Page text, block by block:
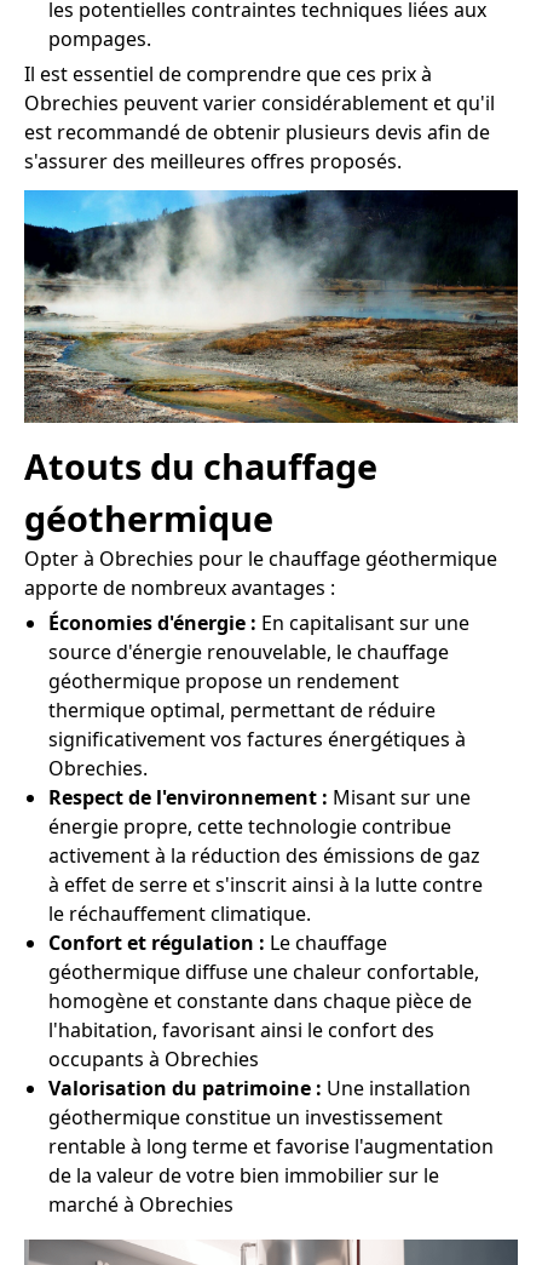
les potentielles contraintes techniques liées aux
pompages.
Il est essentiel de comprendre que ces prix à
Obrechies peuvent varier considérablement et qu'il
est recommandé de obtenir plusieurs devis afin de
s'assurer des meilleures offres proposés.
Atouts du chauffage
géothermique
Opter à Obrechies pour le chauffage géothermique
apporte de nombreux avantages :
Économies d'énergie : En capitalisant sur une
source d'énergie renouvelable, le chauffage
géothermique propose un rendement
thermique optimal, permettant de réduire
significativement vos factures énergétiques à
Obrechies.
Respect de l'environnement : Misant sur une
énergie propre, cette technologie contribue
activement à la réduction des émissions de gaz
à effet de serre et s'inscrit ainsi à la lutte contre
le réchauffement climatique.
Confort et régulation : Le chauffage
géothermique diffuse une chaleur confortable,
homogène et constante dans chaque pièce de
l'habitation, favorisant ainsi le confort des
occupants à Obrechies
Valorisation du patrimoine : Une installation
géothermique constitue un investissement
rentable à long terme et favorise l'augmentation
de la valeur de votre bien immobilier sur le
marché à Obrechies